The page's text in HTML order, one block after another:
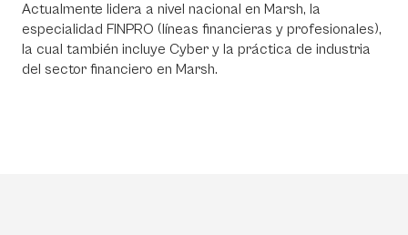
Actualmente lidera a nivel nacional en Marsh, la
especialidad FINPRO (líneas financieras y profesionales),
la cual también incluye Cyber y la práctica de industria
del sector financiero en Marsh.